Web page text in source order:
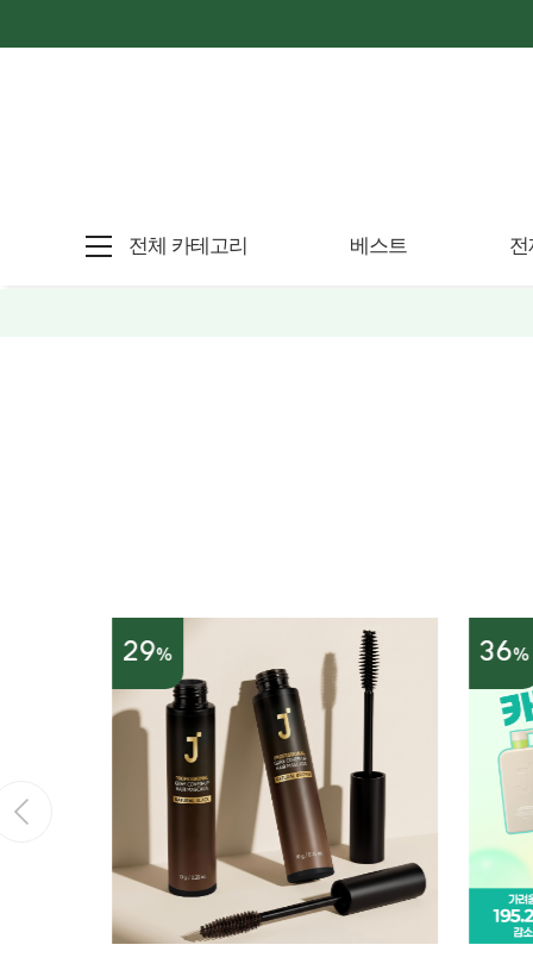
전체 카테고리 베스트
29% 36%